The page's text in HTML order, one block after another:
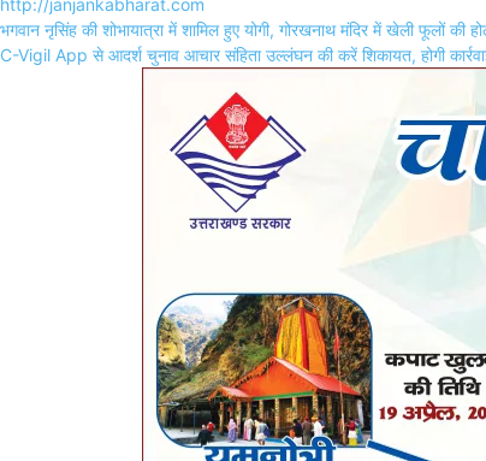
http://janjankabharat.com
Post
navigation
भगवान नृसिंह की शोभायात्रा में शामिल हुए योगी, गोरखनाथ मंदिर में खेली फूलों की
C-Vigil App से आदर्श चुनाव आचार संहिता उल्लंघन की करें शिकायत, होगी